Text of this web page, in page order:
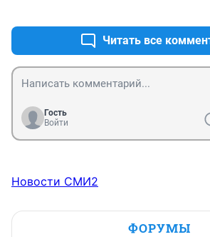
"сало уронили", обиделись шалуны
Читать все
Гость
Войти
Новости СМИ2
ФОРУМЫ